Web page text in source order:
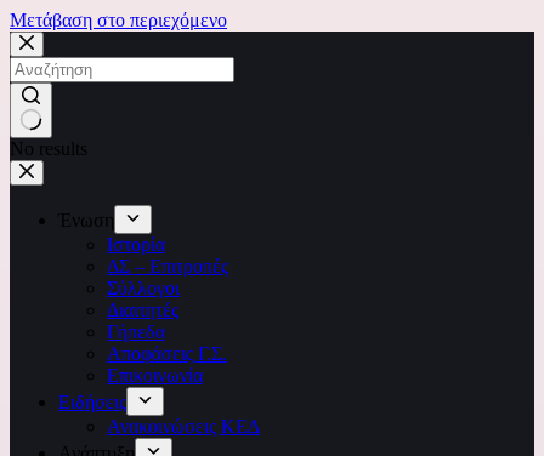
Μετάβαση στο περιεχόμενο
No results
Ένωση
Ιστορία
ΔΣ – Επιτροπές
Σύλλογοι
Διαιτητές
Γήπεδα
Αποφάσεις Γ.Σ.
Επικοινωνία
Ειδήσεις
Ανακοινώσεις ΚΕΔ